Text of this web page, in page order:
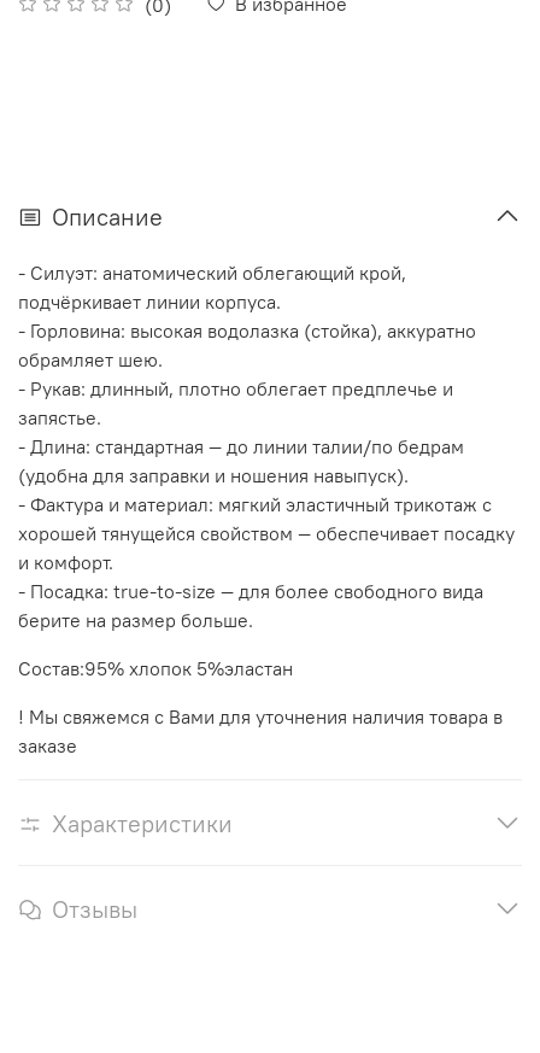
(0)
Описание
- Силуэт: анатомический облегающий крой,
подчёркивает линии корпуса.
- Горловина: высокая водолазка (стойка), аккуратно
обрамляет шею.
- Рукав: длинный, плотно облегает предплечье и
запястье.
- Длина: стандартная — до линии талии/по бедрам
(удобна для заправки и ношения навыпуск).
- Фактура и материал: мягкий эластичный трикотаж с
хорошей тянущейся свойством — обеспечивает посадку
и комфорт.
- Посадка: true‑to‑size — для более свободного вида
берите на размер больше.
Состав:95% хлопок 5%эластан
! Мы свяжемся с Вами для уточнения наличия товара в
заказе
Характеристики
Отзывы